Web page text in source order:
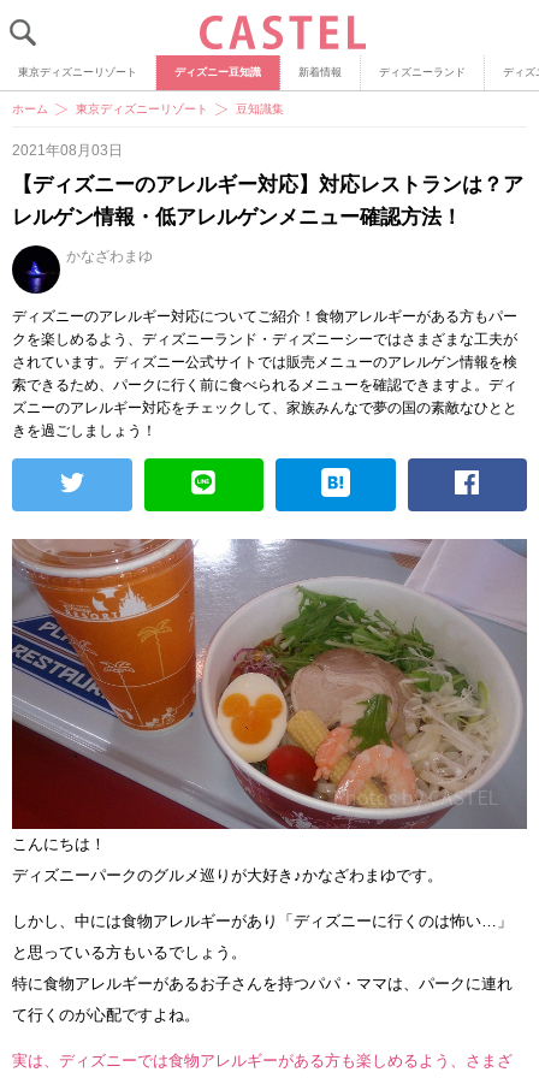
東京ディズニーリゾート ディズニー豆知識 新着情報 ディズニーランド ディズ
ホーム 東京ディズニーリゾート 豆知識集
2021年08月03日
【ディズニーのアレルギー対応】対応レストランは？ア
レルゲン情報・低アレルゲンメニュー確認方法！
かなざわまゆ
ディズニーのアレルギー対応についてご紹介！食物アレルギーがある方もパー
クを楽しめるよう、ディズニーランド・ディズニーシーではさまざまな工夫が
されています。ディズニー公式サイトでは販売メニューのアレルゲン情報を検
索できるため、パークに行く前に食べられるメニューを確認できますよ。ディ
ズニーのアレルギー対応をチェックして、家族みんなで夢の国の素敵なひとと
きを過ごしましょう！
こんにちは！
ディズニーパークのグルメ巡りが大好き♪かなざわまゆです。
しかし、中には食物アレルギーがあり「ディズニーに行くのは怖い…」
と思っている方もいるでしょう。
特に食物アレルギーがあるお子さんを持つパパ・ママは、パークに連れ
て行くのが心配ですよね。
実は、ディズニーでは食物アレルギーがある方も楽しめるよう、さまざ